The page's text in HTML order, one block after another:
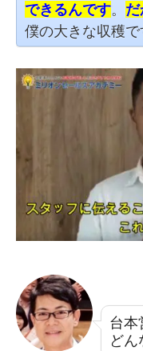
できるんです。 だ
僕の大きな収穫で
台本
どん